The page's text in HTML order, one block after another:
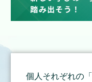
いました。「今こう
気味で」とか。そん
せていただきます。
方を高いレベルで備
ではありません。ま
について入社後に身
たから。また、ちょ
個人それぞれの